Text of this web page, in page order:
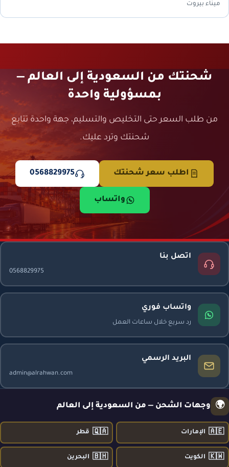
ميناء بيروت
شحنتك من السعودية إلى العالم —
بمسؤولية واحدة
من طلب السعر حتى التخليص والتسليم، جهة واحدة تتابع
شحنتك وترد عليك.
اطلب سعر شحنتك 0568829975
واتساب
اتصل بنا
0568829975
واتساب فوري
رد سريع خلال ساعات العمل
البريد الرسمي
admin@alrahwan.com
🌍 وجهات الشحن — من السعودية إلى العالم
🇦🇪 الإمارات 🇶🇦 قطر
🇰🇼 الكويت 🇧🇭 البحرين